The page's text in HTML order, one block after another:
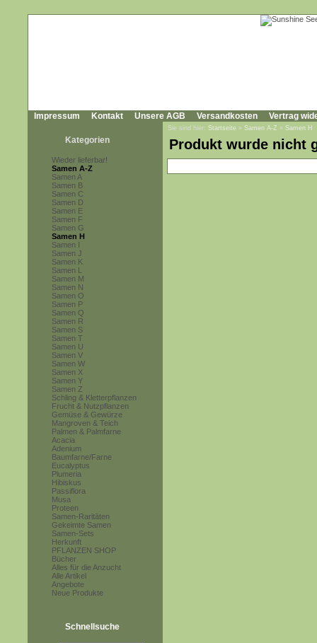
Impressum Kontakt Unsere AGB Versandkosten Vertrag
Kategorien
Wieder lieferbar!
Samen A-Z
Samen A
Samen B
Samen C
Samen D
Samen E
Samen F
Samen G
Samen H
Samen I
Samen J
Samen K
Samen L
Samen M
Samen N
Samen O
Samen P
Samen Q
Samen R
Samen S
Samen T
Samen U
Samen V
Samen W
Samen X
Samen Y
Samen Z
Schling & Kletterpflanzen
Frucht & Nutzpflanzen
Gemüse & Gewürze
Mangroven & Teich
Palmen & Palmfarne
Acacia
Adenium
Baumfarne/Farne
Eucalyptus
Plumeria
Hibiskus
Passiflora
Musa
Proteen
Samen-Raritäten
Gekeimte Samen
Samen-Sets
Herkunft
PFLANZEN SHOP
Bücher
Alles für die Anzucht
Alle Artikel
Angebote
Neue Produkte
Schnellsuche
Sie sind hier: Startseite » Samen A-Z » Samen H
Produkt wurde nicht